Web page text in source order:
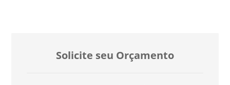
Solicite seu Orçamento